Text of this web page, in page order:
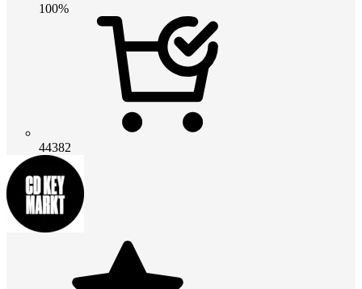
100%
44382